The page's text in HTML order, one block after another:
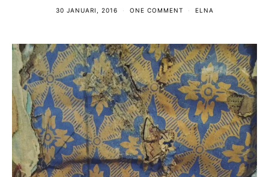
30 JANUARI, 2016 ONE COMMENT ELNA